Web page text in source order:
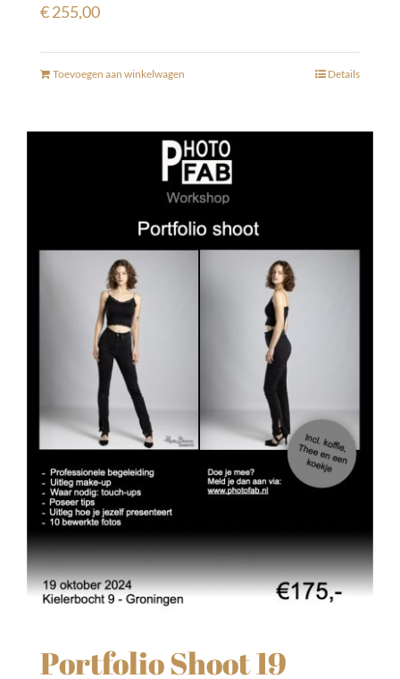
€255,00
Toevoegen aan winkelwagen Details
Portfolio Shoot 19